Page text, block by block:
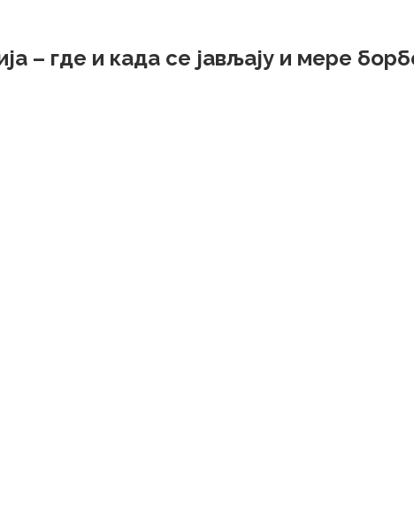
– где и када се јављају и мере